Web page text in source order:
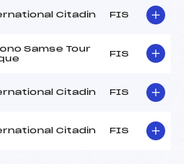
Citadin FIS
Samse Tour
FIS
Citadin FIS
Citadin FIS